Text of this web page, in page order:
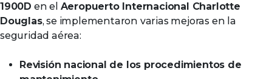
1900D en el Aeropuerto Internacional Charlotte
Douglas, se implementaron varias mejoras en la
seguridad aérea:
Revisión nacional de los procedimientos de